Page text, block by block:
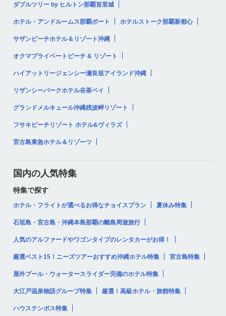
ダブルツリー by ヒルトン那覇首里城
ホテル・アンドルームス那覇ポート ホテルストーク那覇新都心
サザンビーチホテル＆リゾート沖縄
オクマプライベートビーチ & リゾート
ハイアットリージェンシー瀬良垣アイランド沖縄
リザンシーパークホテル谷茶ベイ
グランドメルキュール沖縄残波岬リゾート
フサキビーチリゾート ホテル&ヴィラズ
宮古島東急ホテル＆リゾーツ
国内の人気特集
特集で探す
ホテル・フライトが選べるお得なチョイスプラン 夏休み特集
石垣島・宮古島・沖縄本島那覇の離島周遊旅行
人気のアルファードやワゴンタイプのレンタカーがお得！
厳選ベスト15！ニーズツアーおすすめ沖縄ホテル特集 宮古島特集
屋外プール・ウォータースライダー完備のホテル特集
大江戸温泉物語グループ特集 厳選！高級ホテル・旅館特集
ハウステンボス特集